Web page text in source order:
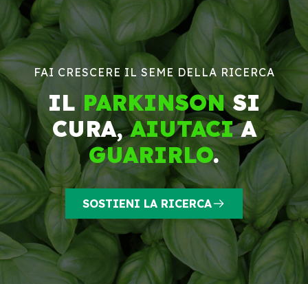
FAI CRESCERE IL SEME DELLA RICERCA
ILPARKINSONSI
CURA,AIUTACIA
GUARIRLO.
SOSTIENI LA RICERCA